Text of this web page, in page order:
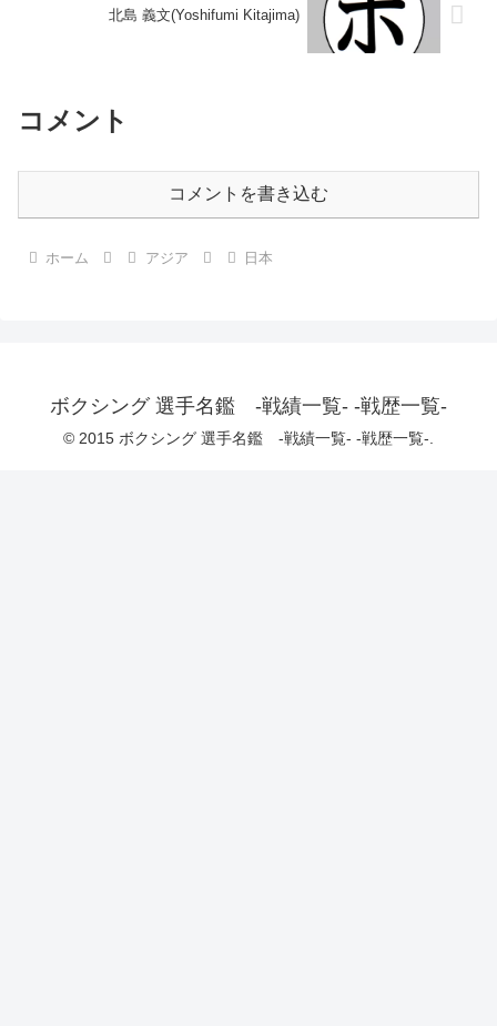
北島 義文(Yoshifumi Kitajima)
コメント
コメントを書き込む
ホーム アジア 日本
ボクシング 選手名鑑 -戦績一覧- -戦歴一覧-
© 2015 ボクシング 選手名鑑 -戦績一覧- -戦歴一覧-.